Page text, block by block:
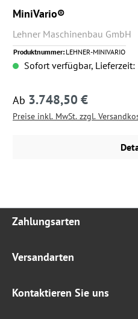
MiniVario®
Lehner Maschinenbau GmbH
Produktnummer: LEHNER-MINIVARIO
Sofort verfügbar, Lieferzeit:
Regulärer Preis:
Ab 3.748,50 €
Preise inkl. MwSt. zzgl.
Zahlungsarten
Versandarten
Kontaktieren Sie uns